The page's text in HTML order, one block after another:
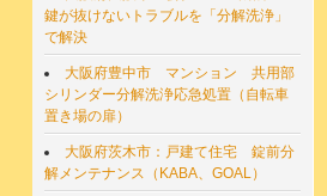
鍵が抜けないトラブルを「分解洗浄」
で解決
大阪府豊中市 マンション 共用部
シリンダー分解洗浄応急処置（自転車
置き場の扉）
大阪府茨木市：戸建て住宅 錠前分
解メンテナンス（KABA、GOAL）